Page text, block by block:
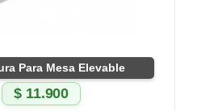
Para Mesa Elevable
$11.900